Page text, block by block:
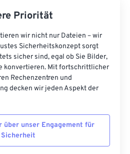
Priorität
wir nicht nur Dateien – wir
Sicherheitskonzept sorgt
sicher sind, egal ob Sie Bilder,
konvertieren. Mit fortschrittlicher
Rechenzentren und
decken wir jeden Aspekt der
über unser Engagement für
Sicherheit